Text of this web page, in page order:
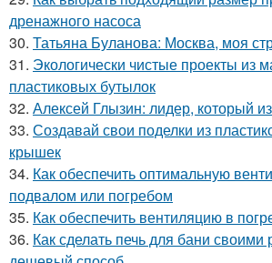
дренажного насоса
30. Татьяна Буланова: Москва, моя
31. Экологически чистые проекты из
пластиковых бутылок
32. Алексей Глызин: лидер, который
33. Создавай свои поделки из
крышек
34. Как обеспечить оптимальную
подвалом или погребом
35. Как обеспечить вентиляцию в
36. Как сделать печь для бани своими